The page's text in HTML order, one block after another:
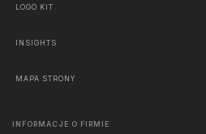
LOGO KIT
INSIGHTS
MAPA STRONY
INFORMACJE O FIRMIE